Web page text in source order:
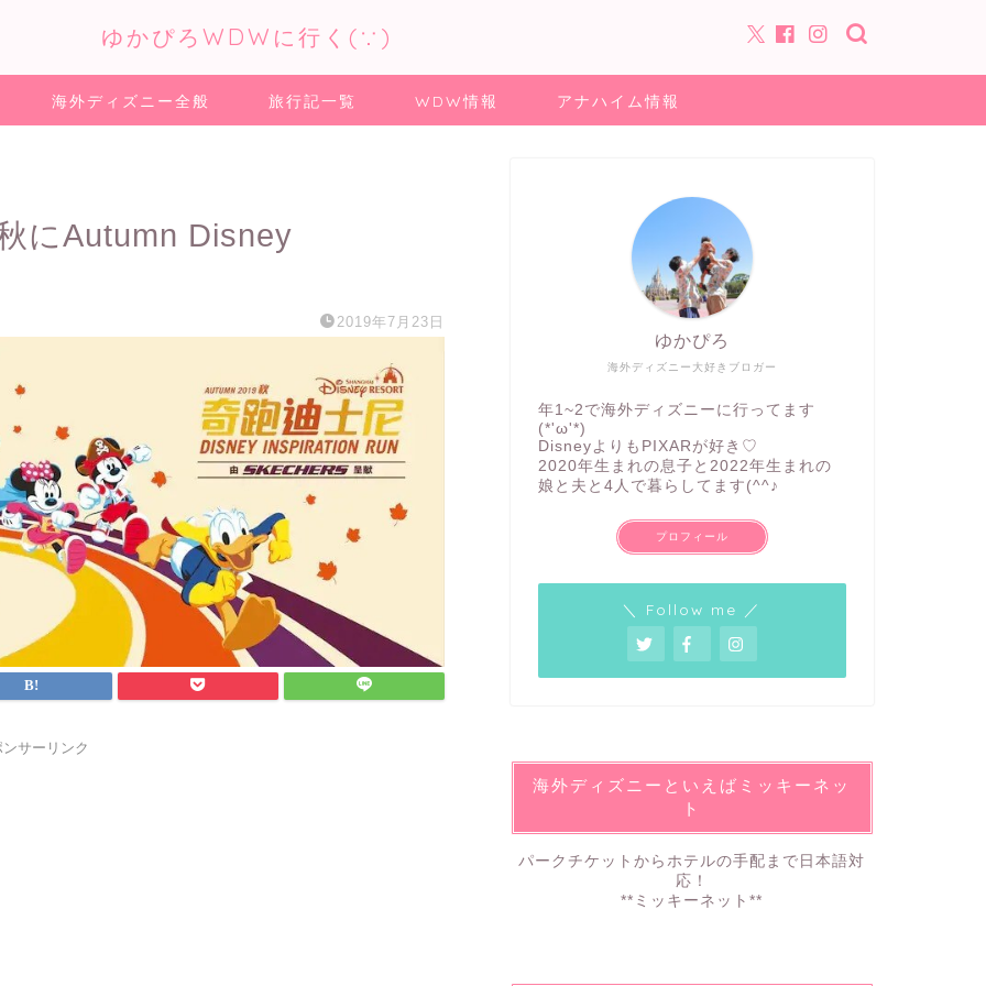
ゆかぴろWDWに行く(∵)
海外ディズニー全般 旅行記一覧 WDW情報 アナハイム情報
にAutumn Disney
2019年7月23日
サーリンク
海外ディズニー大好きブロガー
ゆかぴろ
年1~2で海外ディズニーに行ってます
(*'ω'*)
DisneyよりもPIXARが好き♡
2020年生まれの息子と2022年生まれの
娘と夫と4人で暮らしてます(^^♪
プロフィール
＼ Follow me ／
海外ディズニーといえばミッキーネッ
ト
パークチケットからホテルの手配まで日本語対
応！
**ミッキーネット**